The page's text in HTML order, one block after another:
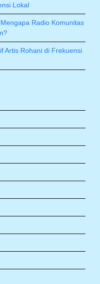
Lokal
Radio Komunitas
Artis Rohani di Frekuensi